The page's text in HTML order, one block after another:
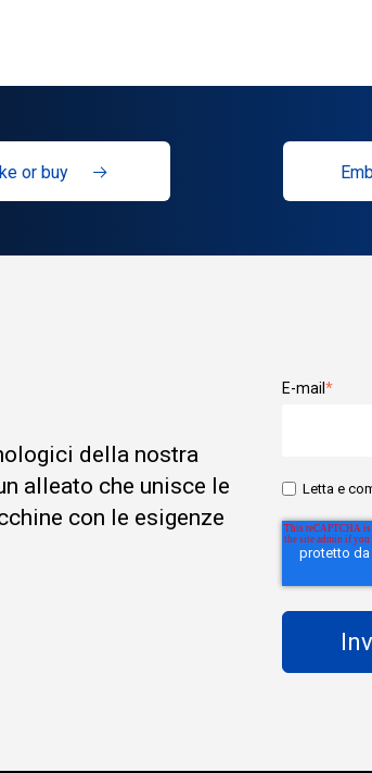
or buy
della nostra
alleato che unisce le
con le esigenze
E-mail*
Letta e